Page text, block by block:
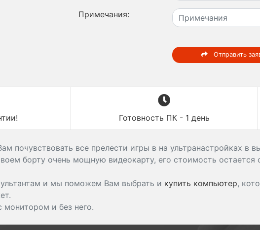
Примечания:
Отправить
Готовность ПК - 1 день
почувствовать все прелести игры в на ультранастройках в
борту очень мощную видеокарту, его стоимость остается
и мы поможем Вам выбрать и купить компьютер,
монитором и без него.